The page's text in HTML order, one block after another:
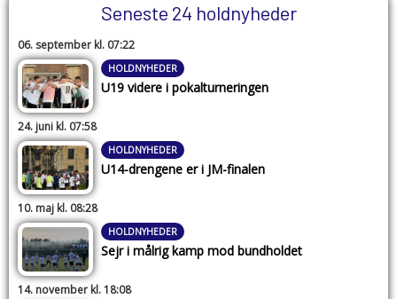
Seneste 24 holdnyheder
06. september kl. 07:22
HOLDNYHEDER
U19 videre i pokalturneringen
24. juni kl. 07:58
HOLDNYHEDER
U14-drengene er i JM-finalen
10. maj kl. 08:28
HOLDNYHEDER
Sejr i målrig kamp mod bundholdet
14. november kl. 18:08